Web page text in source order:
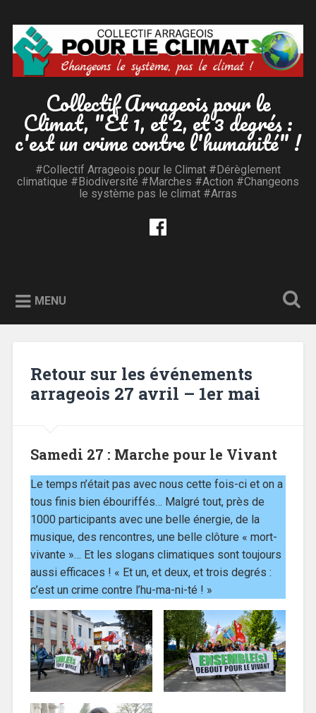
contenu
principal
Recherche
Collectif Arrageois pour le
Climat, "Et 1, et 2, et 3 degrés :
c'est un crime contre l'humanité" !
#Collectif Arrageois pour le Climat #Dérèglement
climatique #Biodiversité #Marches #Action #Changeons
le système pas le climat #Arras
MENU
Retour sur les événements
arrageois 27 avril – 1er mai
Samedi 27 : Marche pour le Vivant
Le temps n’était pas avec nous cette fois-ci et on a
tous finis bien ébouriffés… Malgré tout, près de
1000 participants avec une belle énergie, de la
musique, des rencontres, une belle clôture « mort-
vivante »… Et les slogans climatiques sont toujours
aussi efficaces ! « Et un, et deux, et trois degrés :
c’est un crime contre l’hu-ma-ni-té ! »